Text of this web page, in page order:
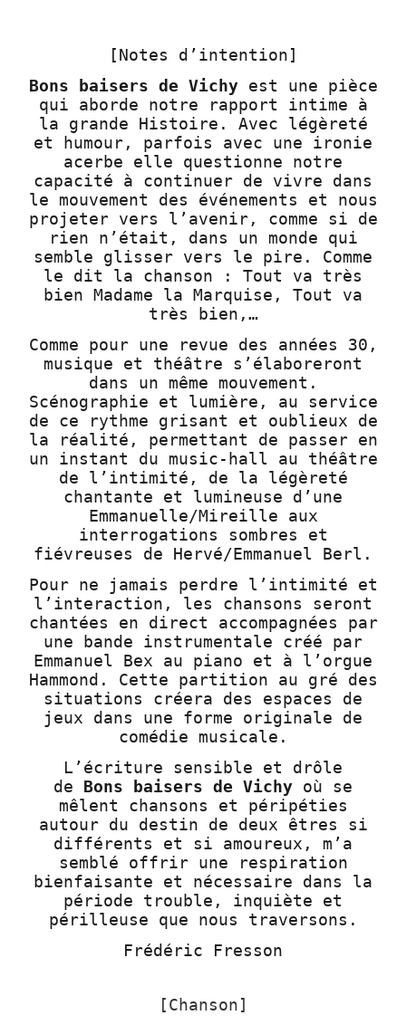
[Notes d’intention]
Bons baisers de Vichy est une pièce
qui aborde notre rapport intime à
la grande Histoire. Avec légèreté
et humour, parfois avec une ironie
acerbe elle questionne notre
capacité à continuer de vivre dans
le mouvement des événements et nous
projeter vers l’avenir, comme si de
rien n’était, dans un monde qui
semble glisser vers le pire. Comme
le dit la chanson : Tout va très
bien Madame la Marquise, Tout va
très bien,…
Comme pour une revue des années 30,
musique et théâtre s’élaboreront
dans un même mouvement.
Scénographie et lumière, au service
de ce rythme grisant et oublieux de
la réalité, permettant de passer en
un instant du music-hall au théâtre
de l’intimité, de la légèreté
chantante et lumineuse d’une
Emmanuelle/Mireille aux
interrogations sombres et
fiévreuses de Hervé/Emmanuel Berl.
Pour ne jamais perdre l’intimité et
l’interaction, les chansons seront
chantées en direct accompagnées par
une bande instrumentale créé par
Emmanuel Bex au piano et à l’orgue
Hammond. Cette partition au gré des
situations créera des espaces de
jeux dans une forme originale de
comédie musicale.
L’écriture sensible et drôle
de Bons baisers de Vichy où se
mêlent chansons et péripéties
autour du destin de deux êtres si
différents et si amoureux, m’a
semblé offrir une respiration
bienfaisante et nécessaire dans la
période trouble, inquiète et
périlleuse que nous traversons.
Frédéric Fresson
[Chanson]